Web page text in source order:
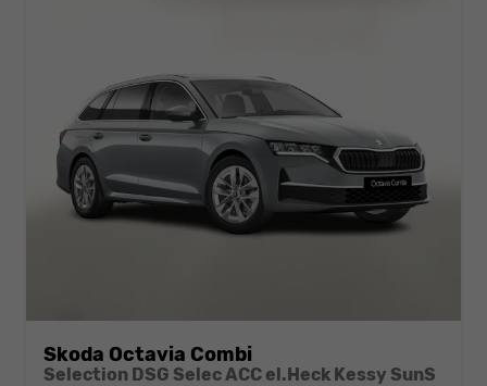
Skoda Octavia Combi
Selection DSG Selec ACC el.Heck Kessy SunS